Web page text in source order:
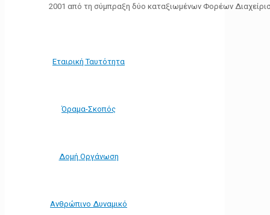
2001 από τη σύμπραξη δύο καταξιωμένων Φορέων
Εταιρική Ταυτότητα
Όραμα-Σκοπός
Δομή Οργάνωση
Ανθρώπινο Δυναμικό